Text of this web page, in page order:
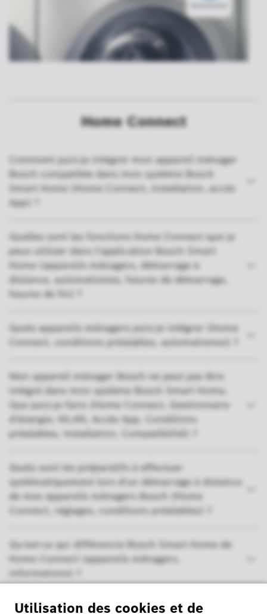
Home Connect
Comment puis-je intégrer mon appareil ménager
Bosch compatible dans mon système Bosch
Smart Home (Home Connect, installation, accès
App) ?
Quelles sont les fonctions Home Connect que je
peux utiliser dans l'application Bosch Smart
Home (appareils ménagers, démarrage à
distance, automatismes, heures de démarrage,
heures de fin) ?
Quels appareils ménagers puis-je intégrer (Home
Connect, conditions préalables, automatismes) ?
Mon appareil ménager Bosch ne peut pas être
intégré dans mon système Bosch Smart Home.
Que puis-je faire (Home Connect, Gestionnaire
d'énergie, WLAN, Accès App, Conditions
préalables, Installation, Compatibilité) ?
Quels sont les préparatifs à effectuer
systématiquement lors d'un démarrage à distance
de mes appareils ménagers Bosch (Home
Connect, réglages, conditions préalables) ?
Qu'est-ce qui différencie Bosch Smart Home de
Home Connect (appareils ménagers,
informations) ?
Où puis-je trouver des informations